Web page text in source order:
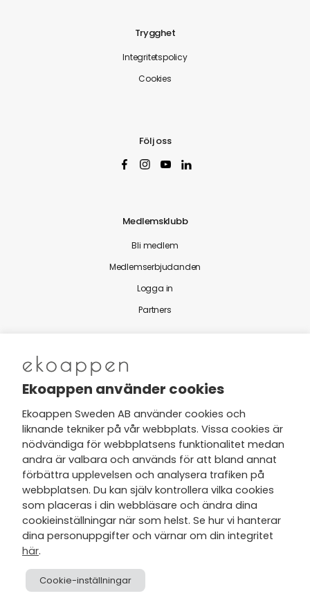
Trygghet
Integritetspolicy
Cookies
Följ oss
Medlemsklubb
Bli medlem
Medlemserbjudanden
Logga in
Partners
Nytt från Ekoappen
Jag har tagit del av Ekoappens
personuppgifts- och
integritetspolicyoch tar gärna del
av nyheter, hälsotips och exklusiva
erbjudanden via min e-post.
Ekoappen använder cookies
Ekoappen Sweden AB använder cookies och
liknande tekniker på vår webbplats. Vissa cookies är
nödvändiga för webbplatsens funktionalitet medan
andra är valbara och används för att bland annat
förbättra upplevelsen och analysera trafiken på
webbplatsen. Du kan själv kontrollera vilka cookies
som placeras i din webbläsare och ändra dina
cookieinställningar när som helst. Se hur vi hanterar
dina personuppgifter och värnar om din integritet
här.
Cookie-inställningar